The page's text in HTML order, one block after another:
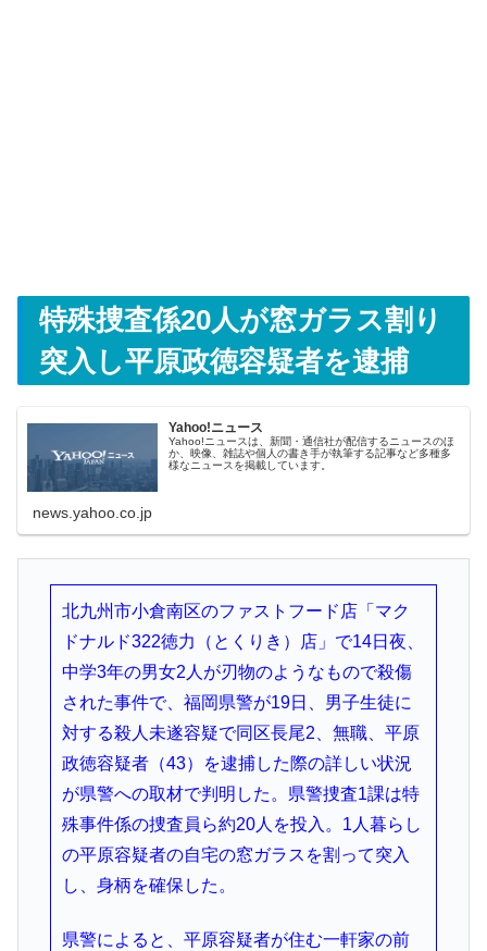
特殊捜査係20人が窓ガラス割り
突入し平原政徳容疑者を逮捕
Yahoo!ニュース
Yahoo!ニュースは、新聞・通信社が配信するニュースのほ
か、映像、雑誌や個人の書き手が執筆する記事など多種多
様なニュースを掲載しています。
news.yahoo.co.jp
北九州市小倉南区のファストフード店「マク
ドナルド322徳力（とくりき）店」で14日夜、
中学3年の男女2人が刃物のようなもので殺傷
された事件で、福岡県警が19日、男子生徒に
対する殺人未遂容疑で同区長尾2、無職、平原
政徳容疑者（43）を逮捕した際の詳しい状況
が県警への取材で判明した。県警捜査1課は特
殊事件係の捜査員ら約20人を投入。1人暮らし
の平原容疑者の自宅の窓ガラスを割って突入
し、身柄を確保した。
県警によると、平原容疑者が住む一軒家の前